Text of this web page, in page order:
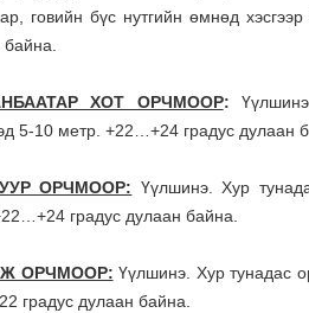
говийн бүс нутгийн өмнөд
байна.
ХОТ ОРЧМООР:
5-10 метр. +22…+24 градус дулаан
ОРЧМООР: Үүлшинэ. Хур
градус дулаан байна.
ОРЧМООР: Үүлшинэ. Хур тунадас
градус дулаан байна.